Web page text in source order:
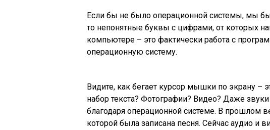
Если бы не было операционной системы, мы
то непонятные буквы с цифрами, от которых
компьютере – это фактически работа с
операционную систему.
Видите, как бегает курсор мышки по экрану –
набор текста? Фотографии? Видео? Даже
благодаря операционной системе. В прошлом
которой была записана песня. Сейчас аудио